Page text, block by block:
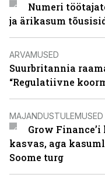
Numeri
ja ärikasum
ARVAMUSED
Suurbritannia
“Regulatiivne
MAJANDUSTULEMUSED
Grow
kasvas, aga
Soome turg